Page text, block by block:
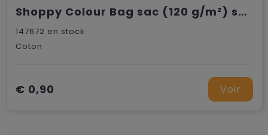
Shoppy Colour Bag sac (120 g/m²) shopping
147672 en stock
Coton
€ 0,90 Voir